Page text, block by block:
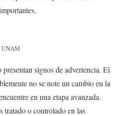
UNAM
signos de advertencia. El
no se note un cambio en la
en una etapa avanzada.
tratado o controlado en las